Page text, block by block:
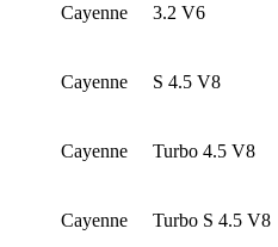
Cayenne 3.2 V6
Cayenne S 4.5 V8
Cayenne Turbo 4.5 V8
Cayenne Turbo S 4.5 V8